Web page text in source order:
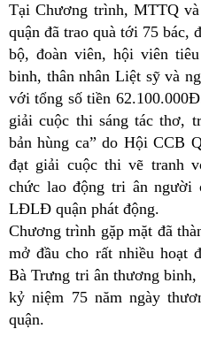
Tại Chương trình, MTTQ
quận đã trao quà tới 75 bác,
bộ, đoàn viên, hội viên
binh, thân nhân Liệt sỹ và
với tổng số tiền
giải cuộc thi sáng tác thơ,
bản hùng ca” do Hội CCB
đạt giải cuộc thi vẽ tranh
chức lao động tri ân người
LĐLĐ quận phát động.
Chương trình gặp mặt đã
mở đầu cho rất nhiều hoạt
Bà Trưng tri ân thương
kỷ niệm 75 năm ngày
quận.